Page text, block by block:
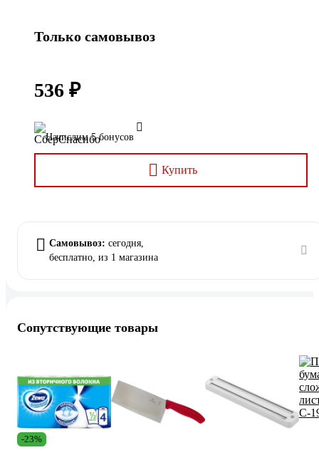
Только самовывоз
536 ₽
Начислим 5 бонусов
Купить
Самовывоз: сегодня,
бесплатно, из 1 магазина
Сопутствующие товары
-23%